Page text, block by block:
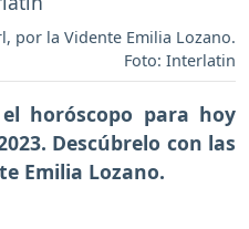
por la Vidente Emilia Lozano.
Foto: Interlatin
horóscopo para hoy
Descúbrelo con las
Emilia Lozano.